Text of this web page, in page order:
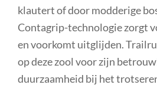
klautert of door modderige
Contagrip-technologie zorgt
en voorkomt uitglijden.
op deze zool voor zijn
duurzaamheid bij het